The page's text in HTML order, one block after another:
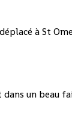
à St
un beau